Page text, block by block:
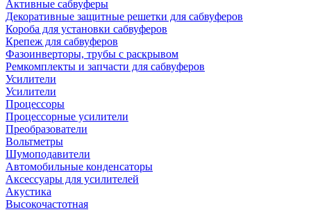
Активные сабвуферы
Декоративные защитные решетки для сабвуферов
Короба для установки сабвуферов
Крепеж для сабвуферов
Фазоинверторы, трубы с раскрывом
Ремкомплекты и запчасти для сабвуферов
Усилители
Усилители
Процессоры
Процессорные усилители
Преобразователи
Вольтметры
Шумоподавители
Автомобильные конденсаторы
Аксессуары для усилителей
Акустика
Высокочастотная